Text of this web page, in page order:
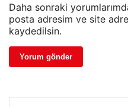
Daha sonraki
posta adresim ve site
kaydedilsin.